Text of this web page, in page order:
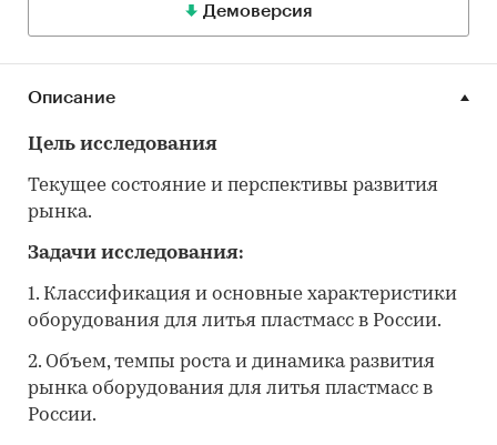
Демоверсия
Описание
Цель исследования
Текущее состояние и перспективы развития
рынка.
Задачи исследования:
1. Классификация и основные характеристики
оборудования для литья пластмасс в России.
2. Объем, темпы роста и динамика развития
рынка оборудования для литья пластмасс в
России.